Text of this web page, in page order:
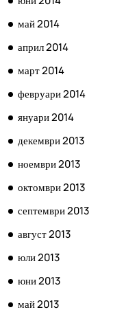
май 2014
април 2014
март 2014
февруари 2014
януари 2014
декември 2013
ноември 2013
октомври 2013
септември 2013
август 2013
юли 2013
юни 2013
май 2013